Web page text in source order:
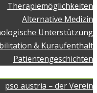
Therapiemöglichkeiten
Alternative Medizin
Unterstützung
& Kuraufenthalt
Patientengeschichten
pso austria – der Verein